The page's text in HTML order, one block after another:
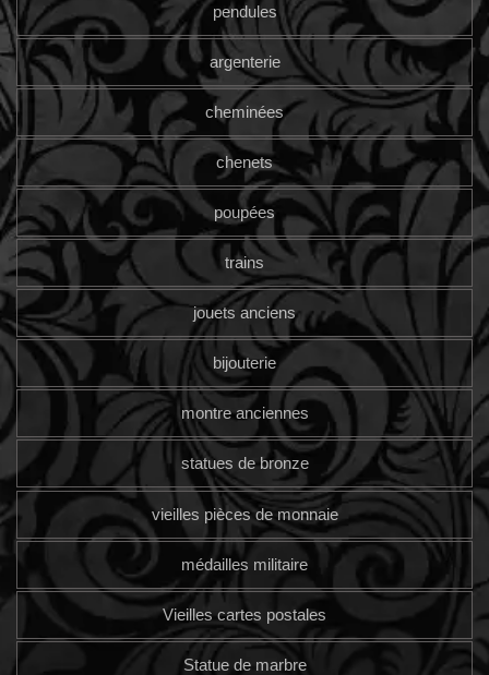
pendules
argenterie
cheminées
chenets
poupées
trains
jouets anciens
bijouterie
montre anciennes
statues de bronze
vieilles pièces de monnaie
médailles militaire
Vieilles cartes postales
Statue de marbre